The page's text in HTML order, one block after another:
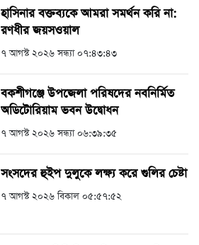
হাসিনার বক্তব্যকে আমরা সমর্থন করি না:
রণধীর জয়সওয়াল
৭ আগস্ট ২০২৬ সন্ধ্যা ০৭:৪৩:৪৩
বকশীগঞ্জে উপজেলা পরিষদের নবনির্মিত
অডিটোরিয়াম ভবন উদ্বোধন
৭ আগস্ট ২০২৬ সন্ধ্যা ০৬:৩৯:৩৫
সংসদের হুইপ দুলুকে লক্ষ্য করে গুলির চেষ্টা
৭ আগস্ট ২০২৬ বিকাল ০৫:৫৭:৫২